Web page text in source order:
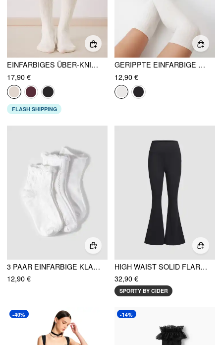
EINFARBIGES ÜBER-KNIE-SOCKEN
17,90 €
FLASH SHIPPING
GERIPPTE EINFARBIGE ÜBERKNIE-SOCKEN
12,90 €
3 PAAR EINFARBIGE KLASSISCHE STRICKSOCKEN SET
12,90 €
HIGH WAIST SOLID FLARED LEGGINGS
32,90 €
SPORTY BY CIDER
-40% -14%